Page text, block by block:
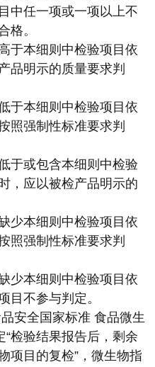
中任一项或一项以上不
格。
于本细则中检验项目依
品明示的质量要求判
于本细则中检验项目依
照强制性标准要求判
于或包含本细则中检验
，应以被检产品明示的
少本细则中检验项目依
照强制性标准要求判
少本细则中检验项目依
目不参与判定。
安全国家标准 食品微生
检验结果报告后，剩余
项目的复检”，微生物指